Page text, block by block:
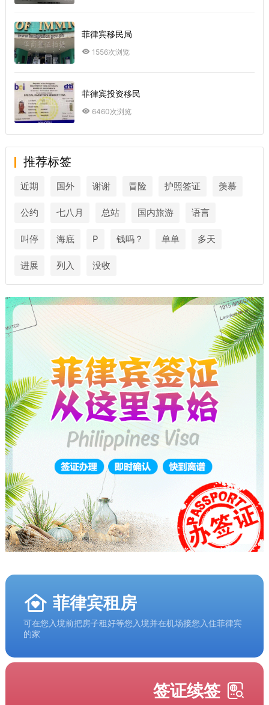
菲律宾移民局
1556次浏览
菲律宾投资移民
6460次浏览
推荐标签
近期 国外 谢谢 冒险 护照签证 羡慕
公约 七八月 总站 国内旅游 语言
叫停 海底 P 钱吗？ 单单 多天
进展 列入 没收
菲律宾租房
可在您入境前把房子租好等您入境并在机场接您入住菲律宾
的家
签证续签